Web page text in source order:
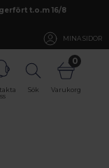
t.o.m 16/8
MINA SIDOR
Sök
0
Varukorg